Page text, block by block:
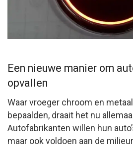
Een nieuwe manier om
opvallen
Waar vroeger chroom en
bepaalden, draait het nu
Autofabrikanten willen hun
maar ook voldoen aan de